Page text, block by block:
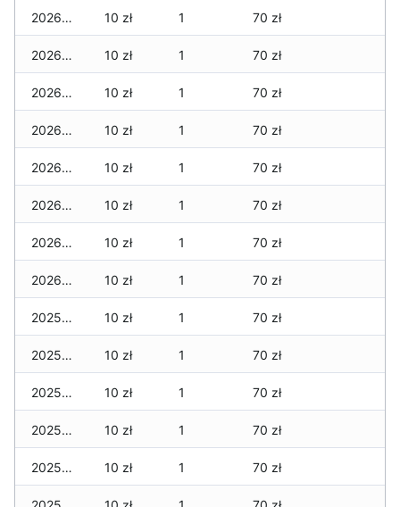
2026-01-08 10 zł 1 70 zł
2026-01-07 10 zł 1 70 zł
2026-01-06 10 zł 1 70 zł
2026-01-05 10 zł 1 70 zł
2026-01-04 10 zł 1 70 zł
2026-01-03 10 zł 1 70 zł
2026-01-02 10 zł 1 70 zł
2026-01-01 10 zł 1 70 zł
2025-12-31 10 zł 1 70 zł
2025-12-30 10 zł 1 70 zł
2025-12-29 10 zł 1 70 zł
2025-12-28 10 zł 1 70 zł
2025-12-27 10 zł 1 70 zł